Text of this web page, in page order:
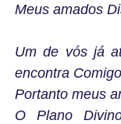
Meus amados
Um de vós já
encontra
Portanto meus
O Plano